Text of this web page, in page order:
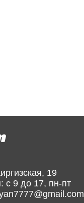
19
с 9 до 17, пн-пт